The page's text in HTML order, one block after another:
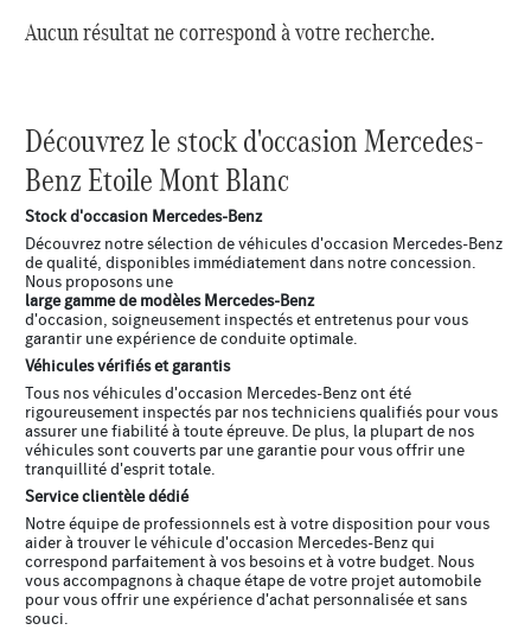
Aucun résultat ne correspond à votre recherche.
Découvrez le stock d'occasion Mercedes-
Benz Etoile Mont Blanc
Stock d'occasion Mercedes-Benz
Découvrez notre sélection de véhicules d'occasion Mercedes-Benz
de qualité, disponibles immédiatement dans notre concession.
Nous proposons une
large gamme de modèles Mercedes-Benz
d'occasion, soigneusement inspectés et entretenus pour vous
garantir une expérience de conduite optimale.
Véhicules vérifiés et garantis
Tous nos véhicules d'occasion Mercedes-Benz ont été
rigoureusement inspectés par nos techniciens qualifiés pour vous
assurer une fiabilité à toute épreuve. De plus, la plupart de nos
véhicules sont couverts par une garantie pour vous offrir une
tranquillité d'esprit totale.
Service clientèle dédié
Notre équipe de professionnels est à votre disposition pour vous
aider à trouver le véhicule d'occasion Mercedes-Benz qui
correspond parfaitement à vos besoins et à votre budget. Nous
vous accompagnons à chaque étape de votre projet automobile
pour vous offrir une expérience d'achat personnalisée et sans
souci.